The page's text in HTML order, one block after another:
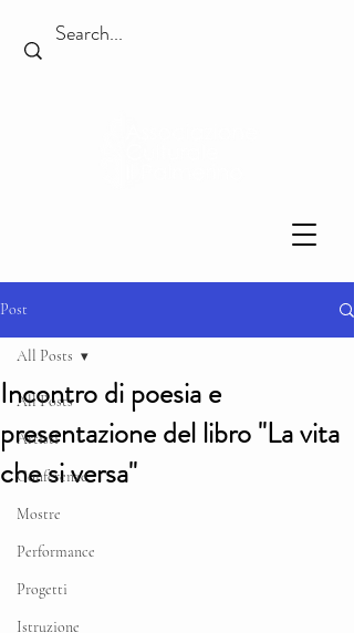
Post
All Posts
Artisti
Conferenze
Mostre
Performance
Progetti
Istruzione
All Posts
Incontro di poesia e
presentazione del libro "La vita
che si versa"